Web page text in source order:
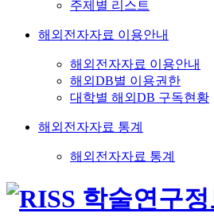
주제별 리스트
해외전자자료 이용안내
해외전자자료 이용안내
해외DB별 이용권한
대학별 해외DB 구독현황
해외전자자료 통계
해외전자자료 통계